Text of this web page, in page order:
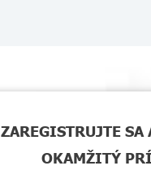
ZAREGISTRUJTE SA
OKAMŽITÝ